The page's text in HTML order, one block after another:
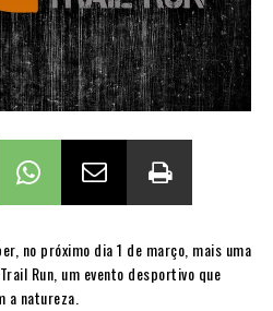
no próximo dia 1 de março, mais uma
Run, um evento desportivo que
a natureza.